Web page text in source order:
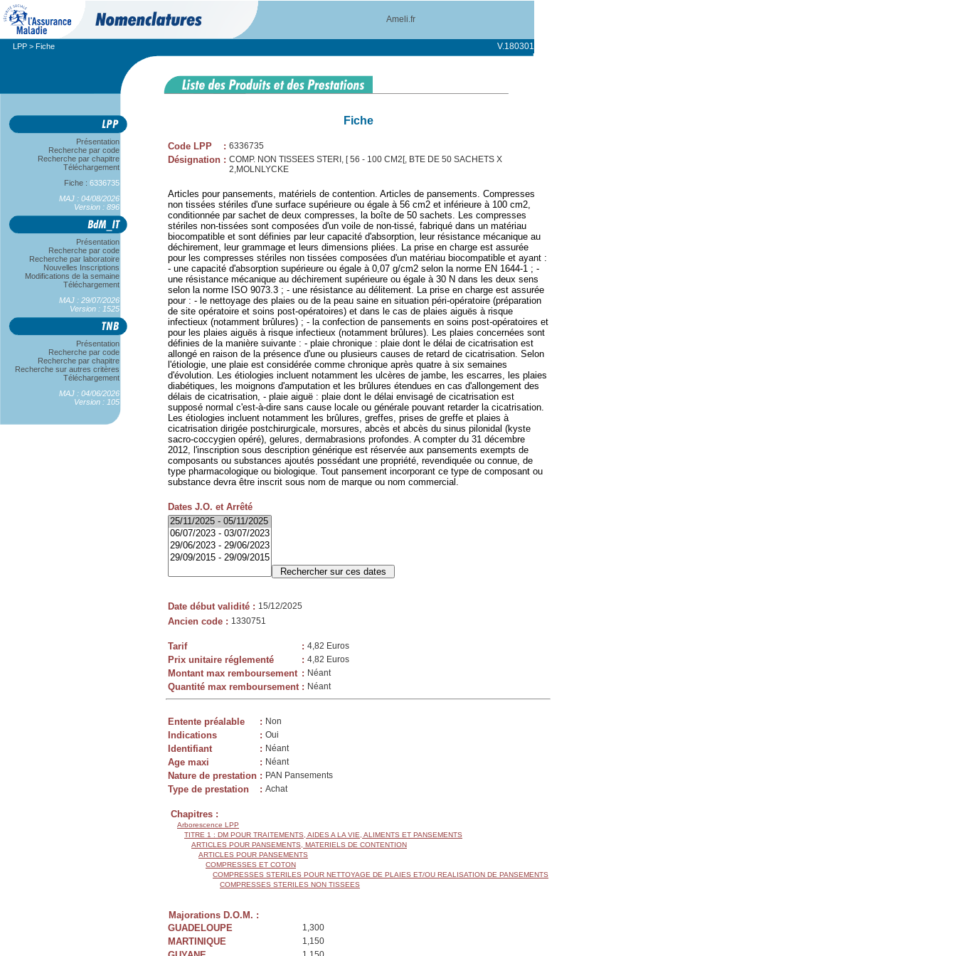
Ameli.fr
LPP > Fiche V.180301
Présentation
Recherche par code
Recherche par chapitre
Téléchargement
Fiche : 6336735
MAJ : 04/08/2026
Version : 896
Présentation
Recherche par code
Recherche par laboratoire
Nouvelles Inscriptions
Modifications de la semaine
Téléchargement
MAJ : 29/07/2026
Version : 1525
Présentation
Recherche par code
Recherche par chapitre
Recherche sur autres critères
Téléchargement
MAJ : 04/06/2026
Version : 105
Fiche
Code LPP : 6336735
Désignation : COMP. NON TISSEES STERI, [ 56 - 100 CM2[, BTE DE 50 SACHETS X
2,MOLNLYCKE
Articles pour pansements, matériels de contention. Articles de pansements. Compresses
non tissées stériles d'une surface supérieure ou égale à 56 cm2 et inférieure à 100 cm2,
conditionnée par sachet de deux compresses, la boîte de 50 sachets. Les compresses
stériles non-tissées sont composées d'un voile de non-tissé, fabriqué dans un matériau
biocompatible et sont définies par leur capacité d'absorption, leur résistance mécanique au
déchirement, leur grammage et leurs dimensions pliées. La prise en charge est assurée
pour les compresses stériles non tissées composées d'un matériau biocompatible et ayant :
- une capacité d'absorption supérieure ou égale à 0,07 g/cm2 selon la norme EN 1644-1 ; -
une résistance mécanique au déchirement supérieure ou égale à 30 N dans les deux sens
selon la norme ISO 9073.3 ; - une résistance au délitement. La prise en charge est assurée
pour : - le nettoyage des plaies ou de la peau saine en situation péri-opératoire (préparation
de site opératoire et soins post-opératoires) et dans le cas de plaies aiguës à risque
infectieux (notamment brûlures) ; - la confection de pansements en soins post-opératoires et
pour les plaies aiguës à risque infectieux (notamment brûlures). Les plaies concernées sont
définies de la manière suivante : - plaie chronique : plaie dont le délai de cicatrisation est
allongé en raison de la présence d'une ou plusieurs causes de retard de cicatrisation. Selon
l'étiologie, une plaie est considérée comme chronique après quatre à six semaines
d'évolution. Les étiologies incluent notamment les ulcères de jambe, les escarres, les plaies
diabétiques, les moignons d'amputation et les brûlures étendues en cas d'allongement des
délais de cicatrisation, - plaie aiguë : plaie dont le délai envisagé de cicatrisation est
supposé normal c'est-à-dire sans cause locale ou générale pouvant retarder la cicatrisation.
Les étiologies incluent notamment les brûlures, greffes, prises de greffe et plaies à
cicatrisation dirigée postchirurgicale, morsures, abcès et abcès du sinus pilonidal (kyste
sacro-coccygien opéré), gelures, dermabrasions profondes. A compter du 31 décembre
2012, l'inscription sous description générique est réservée aux pansements exempts de
composants ou substances ajoutés possédant une propriété, revendiquée ou connue, de
type pharmacologique ou biologique. Tout pansement incorporant ce type de composant ou
substance devra être inscrit sous nom de marque ou nom commercial.
Dates J.O. et Arrêté
Date début validité : 15/12/2025
Ancien code : 1330751
Tarif : 4,82 Euros
Prix unitaire réglementé : 4,82 Euros
Montant max remboursement : Néant
Quantité max remboursement : Néant
Entente préalable : Non
Indications : Oui
Identifiant : Néant
Age maxi : Néant
Nature de prestation : PAN Pansements
Type de prestation : Achat
Chapitres :
Arborescence LPP
TITRE 1 : DM POUR TRAITEMENTS, AIDES A LA VIE, ALIMENTS ET PANSEMENTS
ARTICLES POUR PANSEMENTS, MATERIELS DE CONTENTION
ARTICLES POUR PANSEMENTS
COMPRESSES ET COTON
COMPRESSES STERILES POUR NETTOYAGE DE PLAIES ET/OU REALISATION DE PANSEMENTS
COMPRESSES STERILES NON TISSEES
Majorations D.O.M. :
GUADELOUPE
1,300
MARTINIQUE 1,150